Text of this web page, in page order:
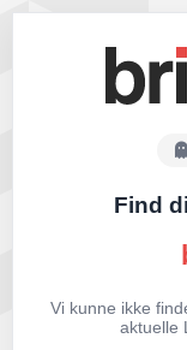
Find
Vi kunne ikke
aktuelle